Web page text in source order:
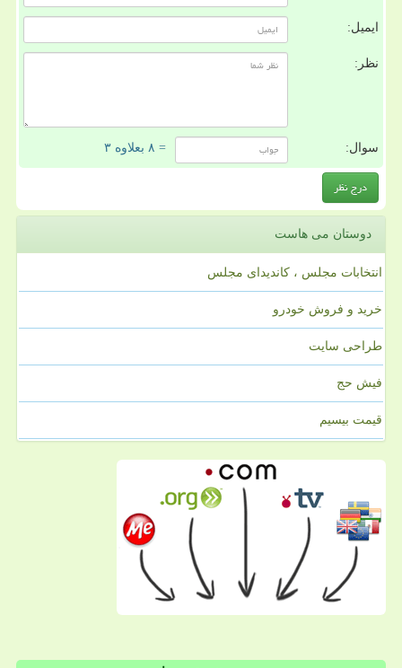
ایمیل:
نظر:
سوال: = ۸ بعلاوه ۳
دوستان می هاست
انتخابات مجلس ، کاندیدای مجلس
خرید و فروش خودرو
طراحی سایت
فیش حج
قیمت بیسیم